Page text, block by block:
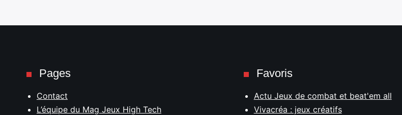
Pages
Contact
L’équipe du Mag Jeux High Tech
Favoris
Actu Jeux de combat et beat'em all
Vivacréa : jeux créatifs